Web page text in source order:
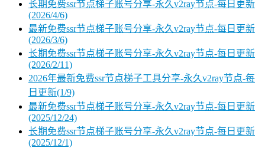
长期免费ssr节点梯子账号分享-永久v2ray节点-每日更新
(2026/4/6)
最新免费ssr节点梯子账号分享-永久v2ray节点-每日更新
(2026/3/6)
长期免费ssr节点梯子账号分享-永久v2ray节点-每日更新
(2026/2/11)
2026年最新免费ssr节点梯子工具分享-永久v2ray节点-每
日更新(1/9)
最新免费ssr节点梯子账号分享-永久v2ray节点-每日更新
(2025/12/24)
长期免费ssr节点梯子账号分享-永久v2ray节点-每日更新
(2025/12/1)